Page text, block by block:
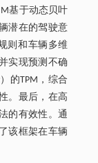
基于动态贝叶
潜在的驾驶意
则和车辆多维
实现预测不确
的TPM，综合
。最后，在高
的有效性。通
该框架在车辆